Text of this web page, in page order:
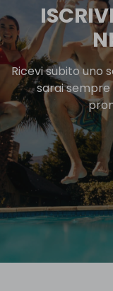
Ricevi subito uno
sarai